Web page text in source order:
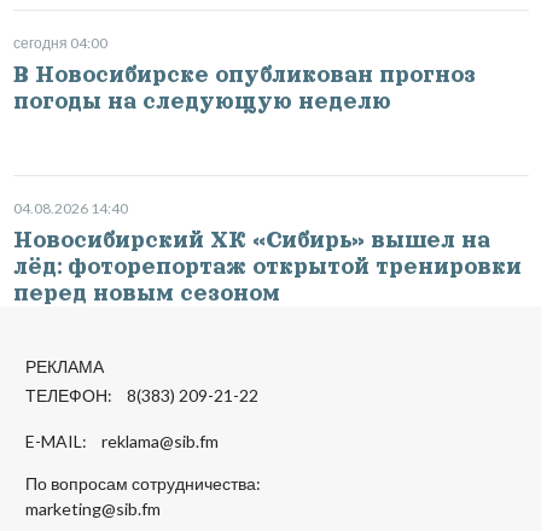
сегодня 04:00
В Новосибирске опубликован прогноз
погоды на следующую неделю
04.08.2026 14:40
Новосибирский ХК «Сибирь» вышел на
лёд: фоторепортаж открытой тренировки
перед новым сезоном
РЕКЛАМА
ТЕЛЕФОН: 8(383) 209-21-22
E-MAIL: reklama@sib.fm
По вопросам сотрудничества:
marketing@sib.fm